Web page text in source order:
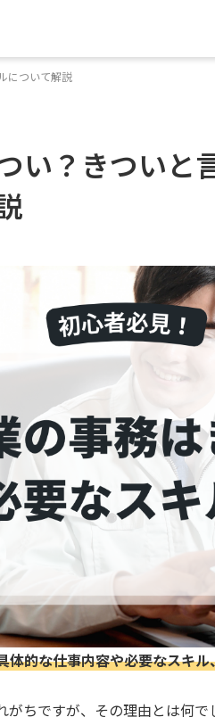
について解説
い？きついと
体的な仕事内容や必要なスキ
がちですが、その理由とは何